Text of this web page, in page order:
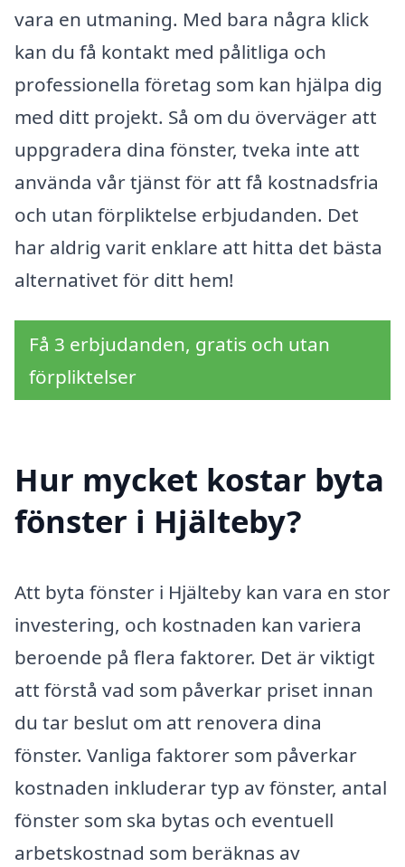
vara en utmaning. Med bara några klick
kan du få kontakt med pålitliga och
professionella företag som kan hjälpa dig
med ditt projekt. Så om du överväger att
uppgradera dina fönster, tveka inte att
använda vår tjänst för att få kostnadsfria
och utan förpliktelse erbjudanden. Det
har aldrig varit enklare att hitta det bästa
alternativet för ditt hem!
Få 3 erbjudanden, gratis och utan
förpliktelser
Hur mycket kostar byta
fönster i Hjälteby?
Att byta fönster i Hjälteby kan vara en stor
investering, och kostnaden kan variera
beroende på flera faktorer. Det är viktigt
att förstå vad som påverkar priset innan
du tar beslut om att renovera dina
fönster. Vanliga faktorer som påverkar
kostnaden inkluderar typ av fönster, antal
fönster som ska bytas och eventuell
arbetskostnad som beräknas av